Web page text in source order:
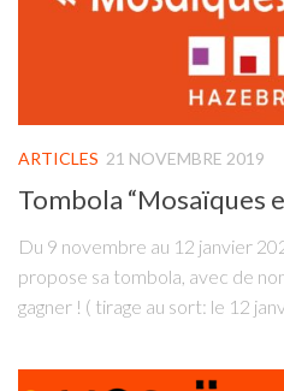
ARTICLES 21 NOVEMBRE 2019
Tombola “Mosaïques
Du 9 novembre au 12 janvier
propose sa tombola, avec de
gagner ! ( tirage au sort: le 12